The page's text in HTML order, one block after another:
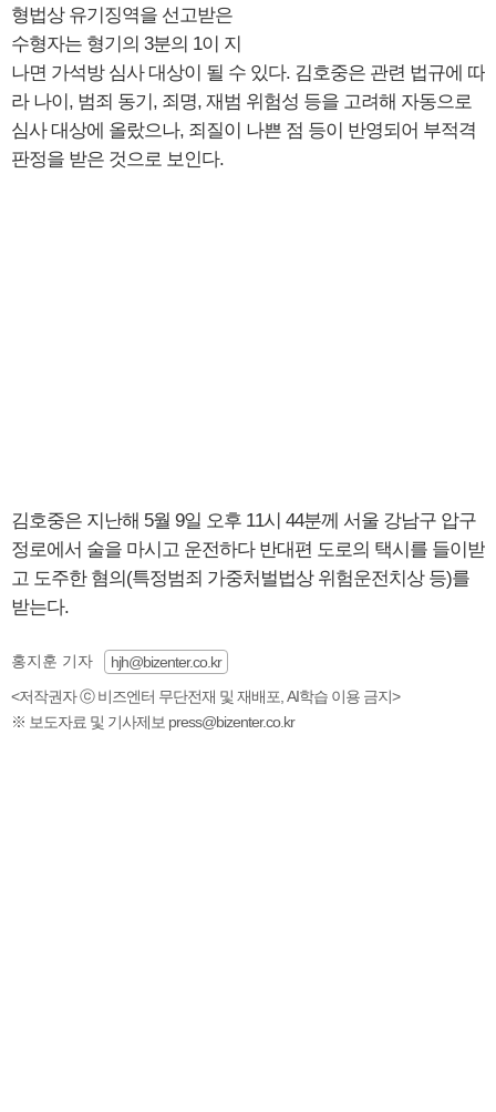
형법상 유기징역을 선고받은
수형자는 형기의 3분의 1이 지
나면 가석방 심사 대상이 될 수 있다. 김호중은 관련 법규에 따
라 나이, 범죄 동기, 죄명, 재범 위험성 등을 고려해 자동으로
심사 대상에 올랐으나, 죄질이 나쁜 점 등이 반영되어 부적격
판정을 받은 것으로 보인다.
김호중은 지난해 5월 9일 오후 11시 44분께 서울 강남구 압구
정로에서 술을 마시고 운전하다 반대편 도로의 택시를 들이받
고 도주한 혐의(특정범죄 가중처벌법상 위험운전치상 등)를
받는다.
홍지훈 기자
hjh@bizenter.co.kr
<저작권자 ⓒ 비즈엔터 무단전재 및 재배포, AI학습 이용 금지>
※ 보도자료 및 기사제보 press@bizenter.co.kr